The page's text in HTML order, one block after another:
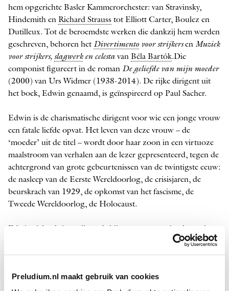
Preludium.nl maakt gebruik van cookies
hem opgerichte Basler Kammerorchester: van Stravinsky,
Hindemith en Richard Strauss tot Elliott Carter, Boulez en
Dutilleux. Tot de beroemdste werken die dankzij hem werden
geschreven, behoren hetDivertimento voor strijkersen Muziek
voor strijkers, slagwerken celesta van Béla Bartók.Die
componist figureert in de roman De geliefde van mijn moeder
(2000) van Urs Widmer (1938-2014). De rijke ­dirigent uit
het boek, Edwin genaamd, is geïnspireerd op Paul Sacher.
Edwin is de charismatische dirigent voor wie een jonge vrouw
een fatale liefde opvat. Het leven van deze vrouw – de
‘moeder’ uit de titel – wordt door haar zoon in een virtuoze
maalstroom van verhalen aan de lezer gepresenteerd, tegen de
achtergrond van grote gebeurtenissen van de twintigste eeuw:
de nasleep van de Eerste Wereldoorlog, de crisisjaren, de
beurskrach van 1929, de opkomst van het fascisme, de
Tweede Wereldoorlog, de Holocaust.
ensemble op, bestaande uit musici die niet aan de bak komen
bij bestaande orkesten. Niemand krijgt betaald, behalve de
schrijver van het boek doet de administratie en staat dankzij